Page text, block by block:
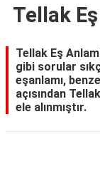
Tellak Eş
Tellak Eş
gibi sorular
eşanlamı,
açısından
ele alınmıştır.